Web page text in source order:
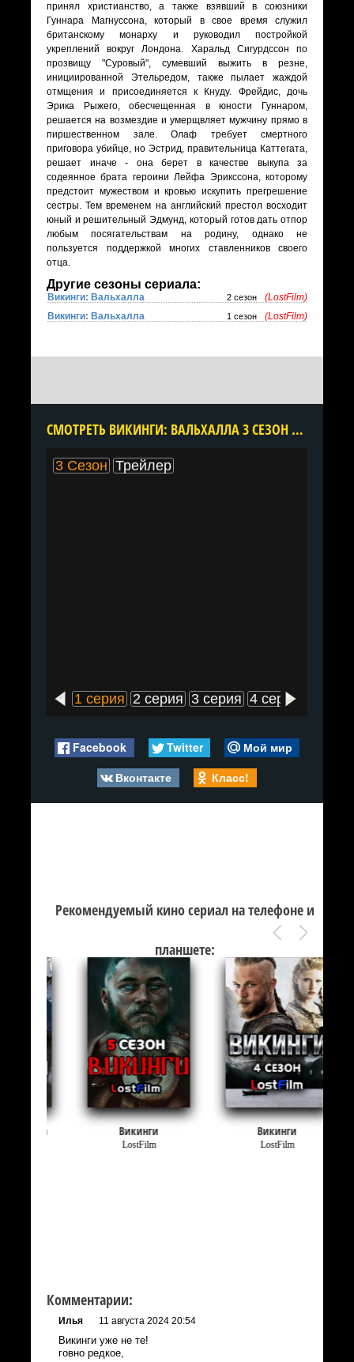
принял христианство, а также взявший в союзники
Гуннара Магнуссона, который в свое время служил
британскому монарху и руководил постройкой
укреплений вокруг Лондона. Харальд Сигурдссон по
прозвищу "Суровый", сумевший выжить в резне,
инициированной Этельредом, также пылает жаждой
отмщения и присоединяется к Кнуду. Фрейдис, дочь
Эрика Рыжего, обесчещенная в юности Гуннаром,
решается на возмездие и умерщвляет мужчину прямо в
пиршественном зале. Олаф требует смертного
приговора убийце, но Эстрид, правительница Каттегата,
решает иначе - она берет в качестве выкупа за
содеянное брата героини Лейфа Эрикссона, которому
предстоит мужеством и кровью искупить прегрешение
сестры. Тем временем на английский престол восходит
юный и решительный Эдмунд, который готов дать отпор
любым посягательствам на родину, однако не
пользуется поддержкой многих ставленников своего
отца.
Другие сезоны сериала:
Викинги: Вальхалла 2 сезон
(LostFilm)
Викинги: Вальхалла
1 сезон (LostFilm)
CМОТРЕТЬ ВИКИНГИ: ВАЛЬХАЛЛА 3 СЕЗОН ОНЛАЙН В ХОРОШЕМ КАЧЕСТВЕ ВСЕ СЕРИИ ПОДРЯД БЕСПЛАТНО
3 Сезон Трейлер
1 серия 2 серия 3 серия 4 серия
Facebook Twitter
Мой мир
Вконтакте
Класс!
Рекомендуемый кино сериал на телефоне и
планшете:
Комментарии:
Илья 11 августа 2024 20:54
Викинги уже не те!
говно редкое,